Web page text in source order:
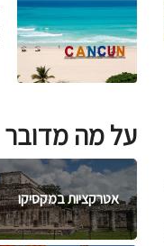
על מה מדובר
אטרקציות במקסיקו